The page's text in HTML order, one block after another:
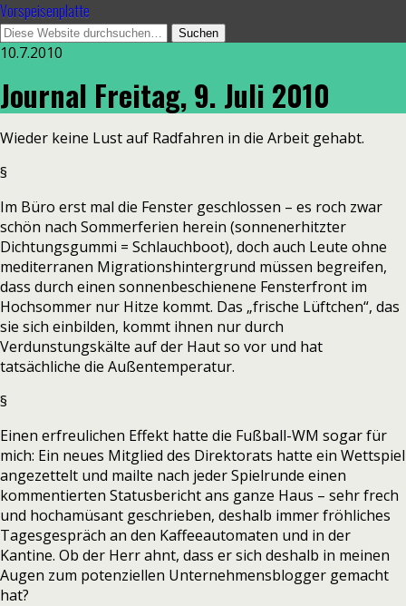
Vorspeisenplatte
10.7.2010
Journal Freitag, 9. Juli 2010
Wieder keine Lust auf Radfahren in die Arbeit gehabt.
§
Im Büro erst mal die Fenster geschlossen – es roch zwar
schön nach Sommerferien herein (sonnenerhitzter
Dichtungsgummi = Schlauchboot), doch auch Leute ohne
mediterranen Migrationshintergrund müssen begreifen,
dass durch einen sonnenbeschienene Fensterfront im
Hochsommer nur Hitze kommt. Das „frische Lüftchen“, das
sie sich einbilden, kommt ihnen nur durch
Verdunstungskälte auf der Haut so vor und hat
tatsächliche die Außentemperatur.
§
Einen erfreulichen Effekt hatte die Fußball-WM sogar für
mich: Ein neues Mitglied des Direktorats hatte ein Wettspiel
angezettelt und mailte nach jeder Spielrunde einen
kommentierten Statusbericht ans ganze Haus – sehr frech
und hochamüsant geschrieben, deshalb immer fröhliches
Tagesgespräch an den Kaffeeautomaten und in der
Kantine. Ob der Herr ahnt, dass er sich deshalb in meinen
Augen zum potenziellen Unternehmensblogger gemacht
hat?